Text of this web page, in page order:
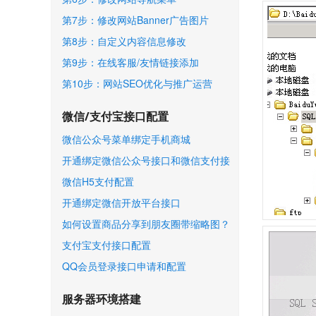
第7步：修改网站Banner广告图片
第8步：自定义内容信息修改
第9步：在线客服/友情链接添加
第10步：网站SEO优化与推广运营
微信/支付宝接口配置
微信公众号菜单绑定手机商城
开通绑定微信公众号接口和微信支付接
口
微信H5支付配置
开通绑定微信开放平台接口
如何设置商品分享到朋友圈带缩略图？
支付宝支付接口配置
QQ会员登录接口申请和配置
服务器环境搭建